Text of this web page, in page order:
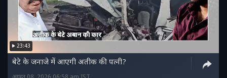
23:43
बेटे के जनाजे में आएगी अतीक की पत्नी?